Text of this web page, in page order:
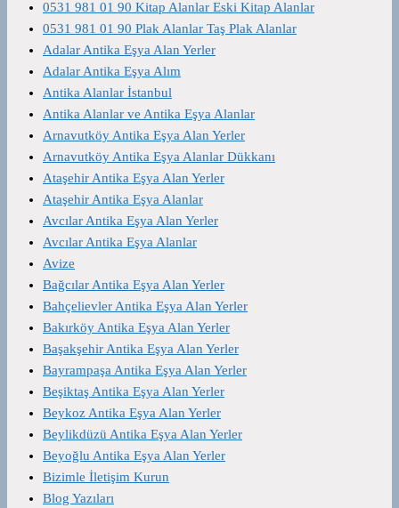
0531 981 01 90 Kitap Alanlar Eski Kitap Alanlar
0531 981 01 90 Plak Alanlar Taş Plak Alanlar
Adalar Antika Eşya Alan Yerler
Adalar Antika Eşya Alım
Antika Alanlar İstanbul
Antika Alanlar ve Antika Eşya Alanlar
Arnavutköy Antika Eşya Alan Yerler
Arnavutköy Antika Eşya Alanlar Dükkanı
Ataşehir Antika Eşya Alan Yerler
Ataşehir Antika Eşya Alanlar
Avcılar Antika Eşya Alan Yerler
Avcılar Antika Eşya Alanlar
Avize
Bağcılar Antika Eşya Alan Yerler
Bahçelievler Antika Eşya Alan Yerler
Bakırköy Antika Eşya Alan Yerler
Başakşehir Antika Eşya Alan Yerler
Bayrampaşa Antika Eşya Alan Yerler
Beşiktaş Antika Eşya Alan Yerler
Beykoz Antika Eşya Alan Yerler
Beylikdüzü Antika Eşya Alan Yerler
Beyoğlu Antika Eşya Alan Yerler
Bizimle İletişim Kurun
Blog Yazıları